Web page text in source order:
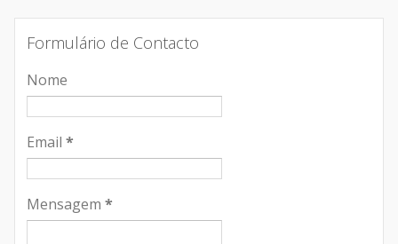
Formulário de Contacto
Nome
Email *
Mensagem *